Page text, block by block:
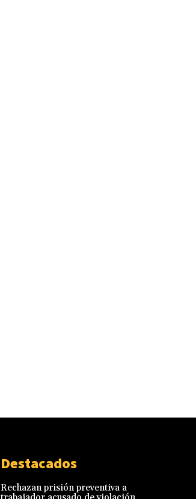
Destacados
Rechazan prisión preventiva a